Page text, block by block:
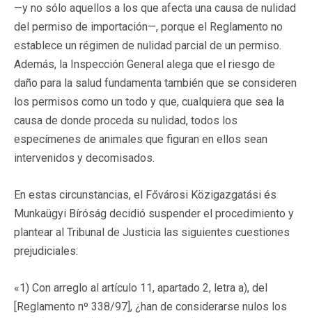
—y no sólo aquellos a los que afecta una causa de nulidad
del permiso de importación—, porque el Reglamento no
establece un régimen de nulidad parcial de un permiso.
Además, la Inspección General alega que el riesgo de
daño para la salud fundamenta también que se consideren
los permisos como un todo y que, cualquiera que sea la
causa de donde proceda su nulidad, todos los
especímenes de animales que figuran en ellos sean
intervenidos y decomisados.
En estas circunstancias, el Fővárosi Közigazgatási és
Munkaügyi Bíróság decidió suspender el procedimiento y
plantear al Tribunal de Justicia las siguientes cuestiones
prejudiciales:
«1) Con arreglo al artículo 11, apartado 2, letra a), del
[Reglamento nº 338/97], ¿han de considerarse nulos los